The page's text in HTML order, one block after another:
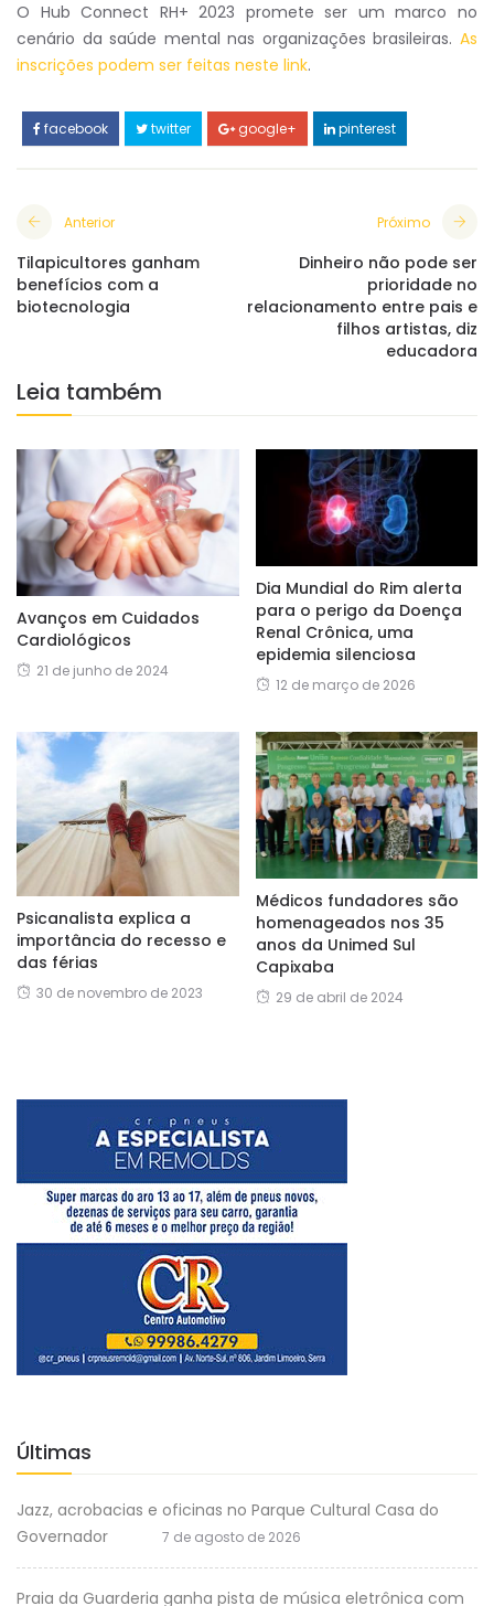
O Hub Connect RH+ 2023 promete ser um marco no
cenário da saúde mental nas organizações brasileiras. As
inscrições podem ser feitas neste link.
facebook twitter google+ pinterest
Anterior
Tilapicultores ganham
benefícios com a
biotecnologia
Próximo
Dinheiro não pode ser
prioridade no
relacionamento entre pais e
filhos artistas, diz
educadora
Leia também
Avanços em Cuidados
Cardiológicos
21 de junho de 2024
Dia Mundial do Rim alerta
para o perigo da Doença
Renal Crônica, uma
epidemia silenciosa
12 de março de 2026
Psicanalista explica a
importância do recesso e
das férias
30 de novembro de 2023
Médicos fundadores são
homenageados nos 35
anos da Unimed Sul
Capixaba
29 de abril de 2024
Últimas
Jazz, acrobacias e oficinas no Parque Cultural Casa do
Governador
7 de agosto de 2026
Praia da Guarderia ganha pista de música eletrônica com